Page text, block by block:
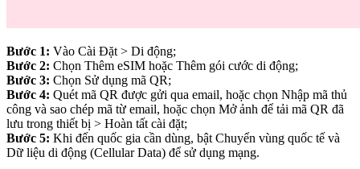
Bước 1: Vào Cài Đặt > Di động;
Bước 2: Chọn Thêm eSIM hoặc Thêm gói cước di động;
Bước 3: Chọn Sử dụng mã QR;
Bước 4: Quét mã QR được gửi qua email, hoặc chọn Nhập mã thủ
công và sao chép mã từ email, hoặc chọn Mở ảnh để tải mã QR đã
lưu trong thiết bị > Hoàn tất cài đặt;
Bước 5: Khi đến quốc gia cần dùng, bật Chuyển vùng quốc tế và
Dữ liệu di động (Cellular Data) để sử dụng mạng.